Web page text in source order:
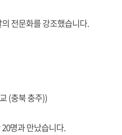
전문화를 강조했습니다.
(충북 충주))
명과 만났습니다.